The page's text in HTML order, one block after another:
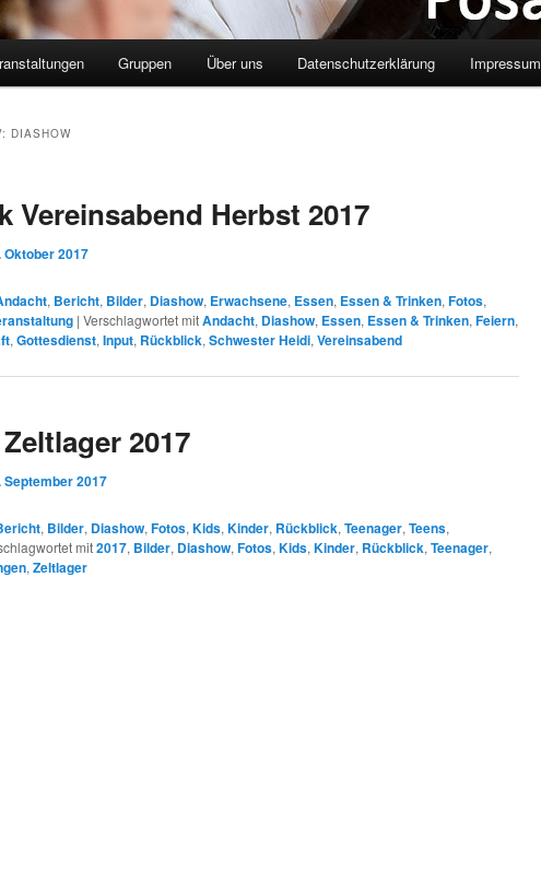
Gruppen Über uns Datenschutzerklärung Impressum
DIASHOW
Vereinsabend Herbst 2017
Oktober 2017
, Bericht, Bilder, Diashow, Erwachsene, Essen, Essen & Trinken, Fotos,
| Verschlagwortet mitAndacht, Diashow, Essen, Essen & Trinken, Feiern,
, Gottesdienst, Input, Rückblick, Schwester Heidi, Vereinsabend
2017
September 2017
, Bilder, Diashow, Fotos, Kids, Kinder, Rückblick, Teenager, Teens,
mit2017, Bilder, Diashow, Fotos, Kids, Kinder, Rückblick, Teenager,
, Zeltlager